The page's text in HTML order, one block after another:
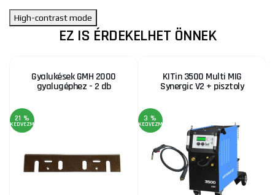
High-contrast mode
EZ IS ÉRDEKELHET ÖNNEK
Gyalukések GMH 2000
gyalugéphez - 2 db
21 %
KEDVEZMÉNY
KITin 3500 Multi MIG
Synergic V2 + pisztoly
3 %
KEDVEZMÉNY